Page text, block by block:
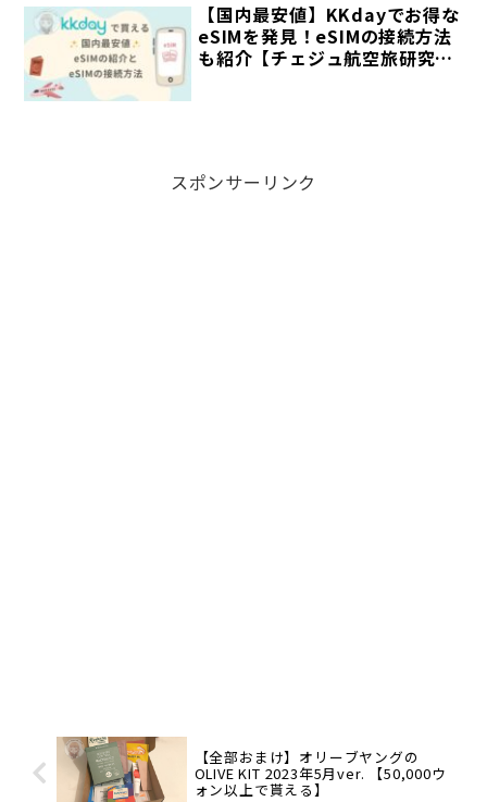
【国内最安値】KKdayでお得な
eSIMを発見！eSIMの接続方法
も紹介【チェジュ航空旅研究
スポンサーリンク
【全部おまけ】オリーブヤングの
OLIVE KIT 2023年5月ver. 【50,000ウ
ォン以上で貰える】